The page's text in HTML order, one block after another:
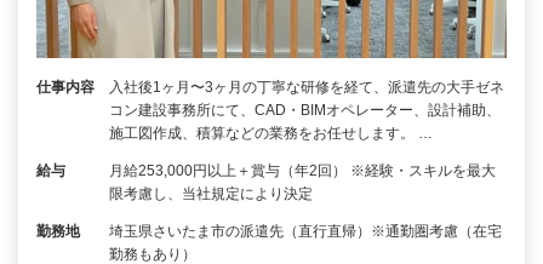
仕事内容
入社後1ヶ月〜3ヶ月の丁寧な研修を経て、派遣先の大手ゼネ
コン建設事務所にて、CAD・BIMオペレーター、設計補助、
施工図作成、積算などの業務をお任せします。 …
給与
月給253,000円以上＋賞与（年2回） ※経験・スキルを最大
限考慮し、当社規定により決定
勤務地
埼玉県さいたま市の派遣先（直行直帰）※通勤圏考慮（在宅
勤務もあり）